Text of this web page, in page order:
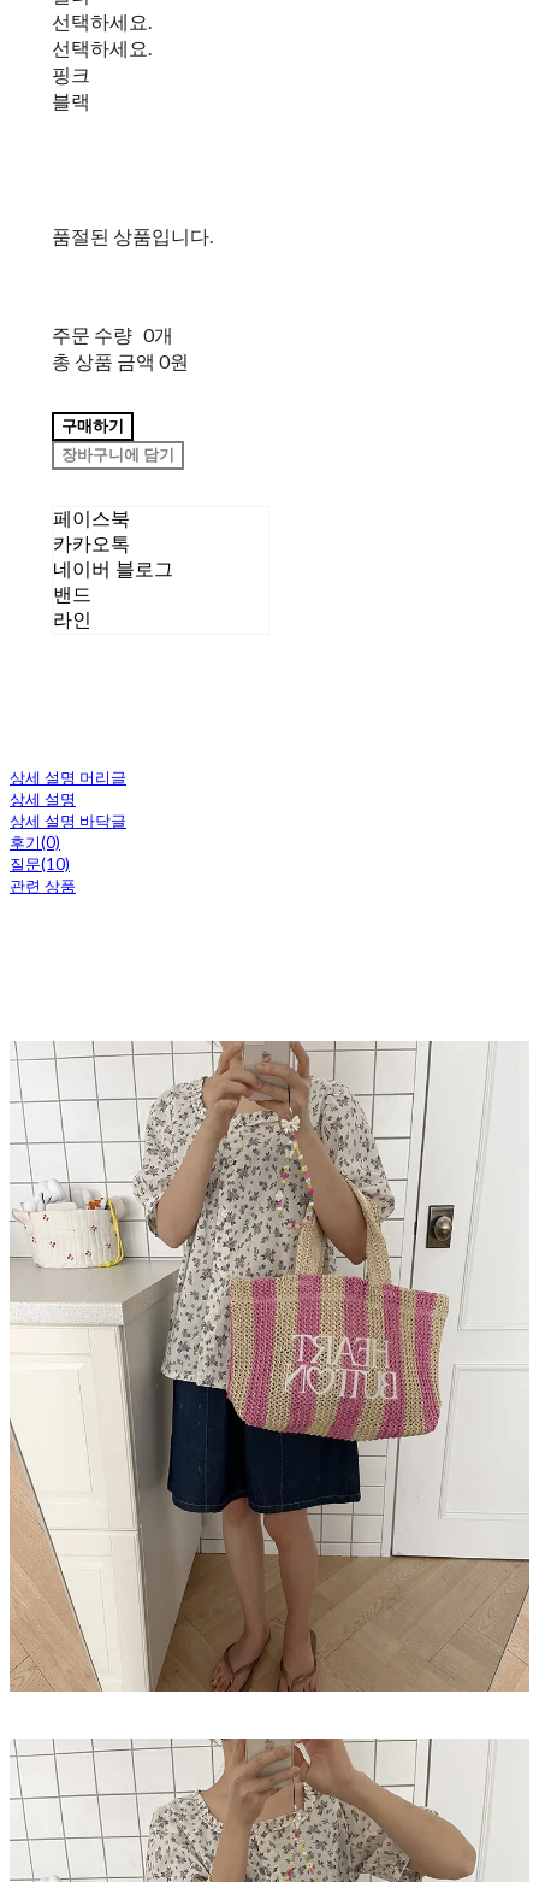
선택하세요.
선택하세요.
핑크
블랙
품절된 상품입니다.
주문 수량 0개
총 상품 금액 0원
구매하기
장바구니에 담기
페이스북
카카오톡
네이버 블로그
밴드
라인
상세 설명 머리글
상세 설명
상세 설명 바닥글
후기(0)
질문(10)
관련 상품